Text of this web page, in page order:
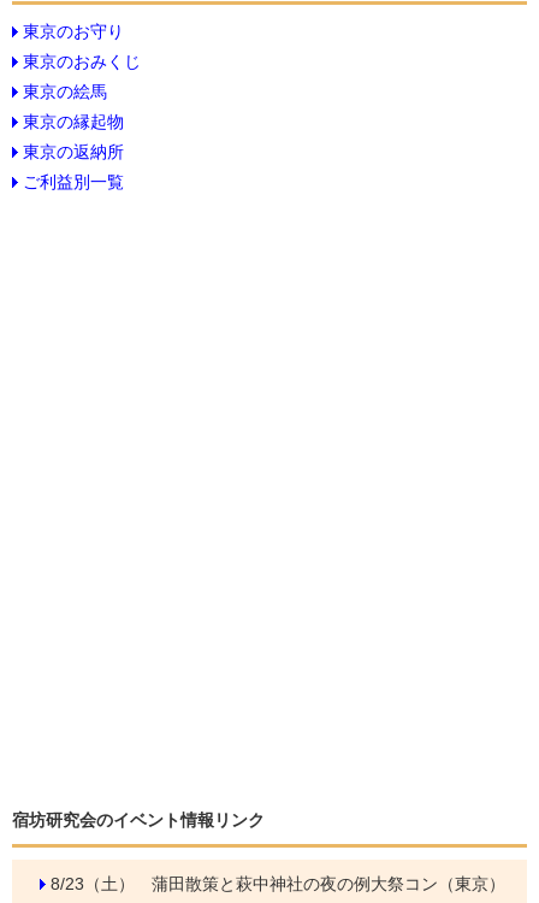
東京のお守り
東京のおみくじ
東京の絵馬
東京の縁起物
東京の返納所
ご利益別一覧
宿坊研究会のイベント情報リンク
8/23（土） 蒲田散策と萩中神社の夜の例大祭コン（東京）